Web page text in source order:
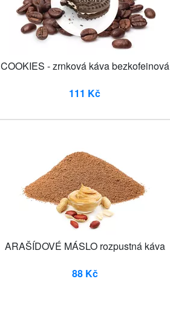
COOKIES - zrnková káva bezkofeinová
111 Kč
ARAŠÍDOVÉ MÁSLO rozpustná káva
88 Kč